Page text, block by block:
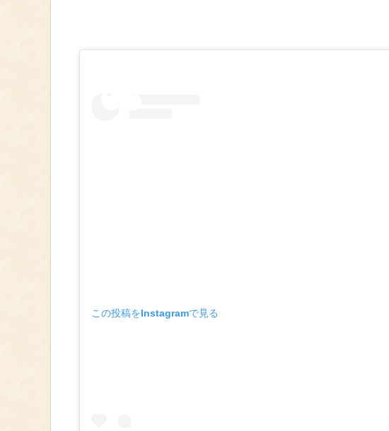
この投稿をInstagramで見る